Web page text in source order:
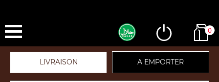
0
LIVRAISON A EMPORTER